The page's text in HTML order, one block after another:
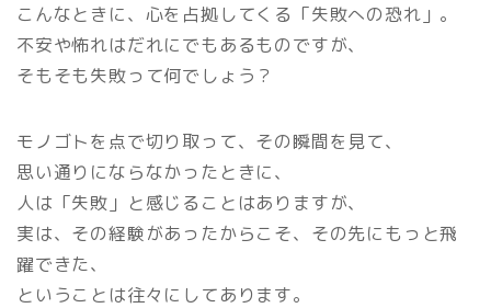
こんなときに、心を占拠してくる「失敗への恐れ」。
不安や怖れはだれにでもあるものですが、
そもそも失敗って何でしょう？
モノゴトを点で切り取って、その瞬間を見て、
思い通りにならなかったときに、
人は「失敗」と感じることはありますが、
実は、その経験があったからこそ、その先にもっと飛
躍できた、
ということは往々にしてあります。